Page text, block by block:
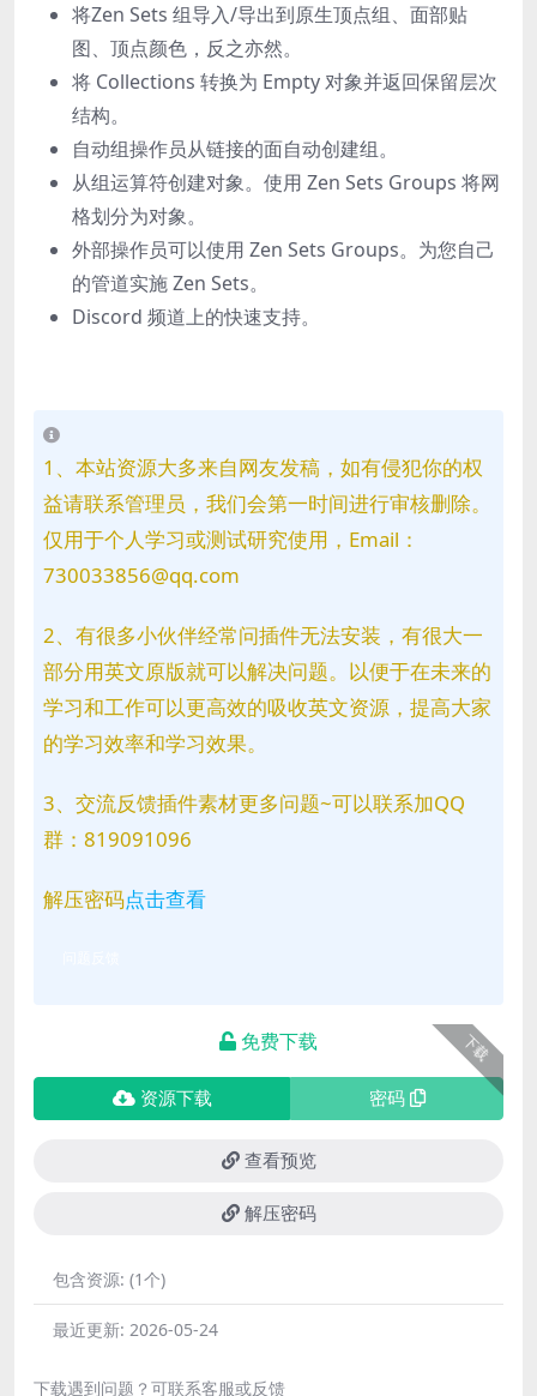
将Zen Sets 组导入/导出到原生顶点组、面部贴
图、顶点颜色，反之亦然。
将 Сollections 转换为 Empty 对象并返回保留层次
结构。
自动组操作员从链接的面自动创建组。
从组运算符创建对象。使用 Zen Sets Groups 将网
格划分为对象。
外部操作员可以使用 Zen Sets Groups。为您自己
的管道实施 Zen Sets。
Discord 频道上的快速支持。
1、本站资源大多来自网友发稿，如有侵犯你的权
益请联系管理员，我们会第一时间进行审核删除。
仅用于个人学习或测试研究使用，Email：
730033856@qq.com
2、有很多小伙伴经常问插件无法安装，有很大一
部分用英文原版就可以解决问题。以便于在未来的
学习和工作可以更高效的吸收英文资源，提高大家
的学习效率和学习效果。
3、交流反馈插件素材更多问题~可以联系加QQ
群：819091096
解压密码点击查看
下载
免费下载
资源下载 密码
查看预览
解压密码
包含资源: (1个)
最近更新: 2026-05-24
下载遇到问题？可联系客服或反馈